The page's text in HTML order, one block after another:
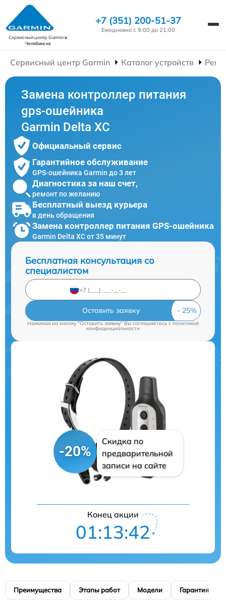
Сервисный центр Garminв
Челябинске
+7 (351) 200-51-37
Ежедневно с 9:00 до 21:00
Сервисный центр Garmin Каталог устройств
Замена контроллер питания
gps-ошейника
Garmin Delta XC
Официальный сервис
Гарантийное обслуживание
GPS-ошейника Garmin до 3 лет
Диагностика за наш счет,
ремонт по желанию
Бесплатный выезд курьера
в день обращения
Замена контроллер питания GPS-ошейника
Garmin Delta XC от 35 минут
Бесплатная консультация со
специалистом
Оставить заявку
Нажимая на кнопку "Оставить заявку" Вы соглашаетесь cполитикой
конфиденциальности
-20%
Скидка по
предварительной
записи на сайте
Конец акции
01:13:41
Преимущества Этапы работ Модели Гарантия